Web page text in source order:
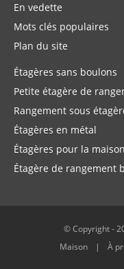
En vedette
Mots clés populaires
Plan du site
Étagères sans boulons
Petite étagère de
Rangement sous
Étagères en métal
Étagères pour la maison
Étagère de rangement
© Copyright -
Maison
À